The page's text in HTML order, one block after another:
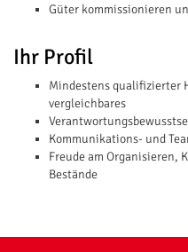
Güter kommissionieren
Ihr Profil
Mindestens qualifizierter
vergleichbares
Kommunikations- und
Freude am Organisieren,
Bestände